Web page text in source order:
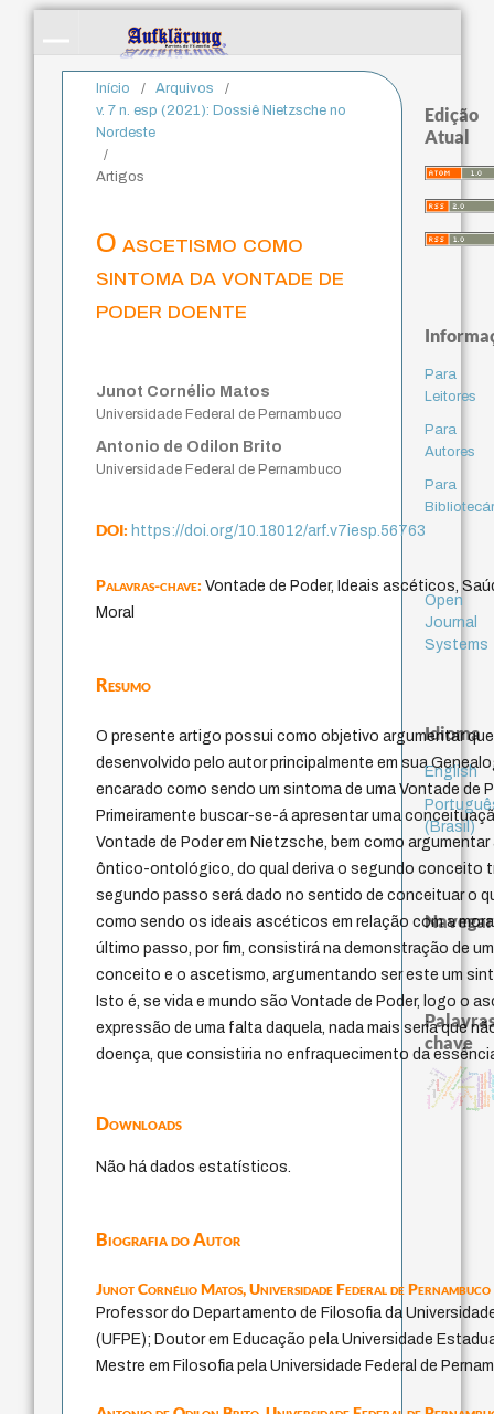
Início / Arquivos
/
v. 7 n. esp (2021): Dossiê Nietzsche no
Nordeste
/
Artigos
O ascetismo como
sintoma da vontade de
poder doente
Junot Cornélio Matos
Universidade Federal de Pernambuco
Antonio de Odilon Brito
Universidade Federal de Pernambuco
DOI:https://doi.org/10.18012/arf.v7iesp.56763
Palavras-chave:Vontade de Poder, Ideais ascéticos,
Moral
Resumo
O presente artigo possui como objetivo argumentar
desenvolvido pelo autor principalmente em sua
encarado como sendo um sintoma de uma Vontade de
Primeiramente buscar-se-á apresentar uma
Vontade de Poder em Nietzsche, bem como
ôntico-ontológico, do qual deriva o segundo conceito
segundo passo será dado no sentido de conceituar o
como sendo os ideais ascéticos em relação com a
último passo, por fim, consistirá na demonstração de
conceito e o ascetismo, argumentando ser este um
Isto é, se vida e mundo são Vontade de Poder, logo o
expressão de uma falta daquela, nada mais seria que
doença, que consistiria no enfraquecimento da
Downloads
Não há dados estatísticos.
Biografia do Autor
Junot Cornélio Matos,Universidade Federal de Pernambuco
Professor do Departamento de Filosofia da
(UFPE); Doutor em Educação pela Universidade
Mestre em Filosofia pela Universidade Federal de
Edição
Atual
Para
Leitores
Para
Autores
Para
Open
Journal
Systems
Idioma
English
(Brasil)
Navegar
chave
fundamentalismo
jacobi
protágoras
experiência temporalgénero
idadeintolerância
history of philosophy identidade nacional
homem-medida filosofias indígenas
j.c.m. neto
palavra
perdón
leyes
violencia
logos
pedagogia
lei
desejo
bataille
mind
therapy
arte
realidad